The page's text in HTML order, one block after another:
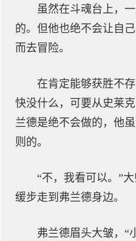
虽然在斗魂台上，
的。但他也绝不会让自
而去冒险。
在肯定能够获胜不
快没什么，可要从史莱
兰德是绝不会做的，他
则的。
“不，我看可以。”
缓步走到弗兰德身边。
弗兰德眉头大皱，“